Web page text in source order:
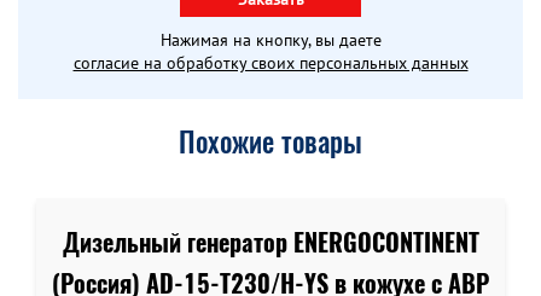
Нажимая на кнопку, вы даете
согласие на обработку своих персональных данных
Похожие товары
Дизельный генератор ENERGOCONTINENT
(Россия) AD-15-T230/H-YS в кожухе c АВР